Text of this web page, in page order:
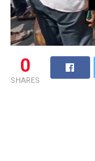
0
SHARES